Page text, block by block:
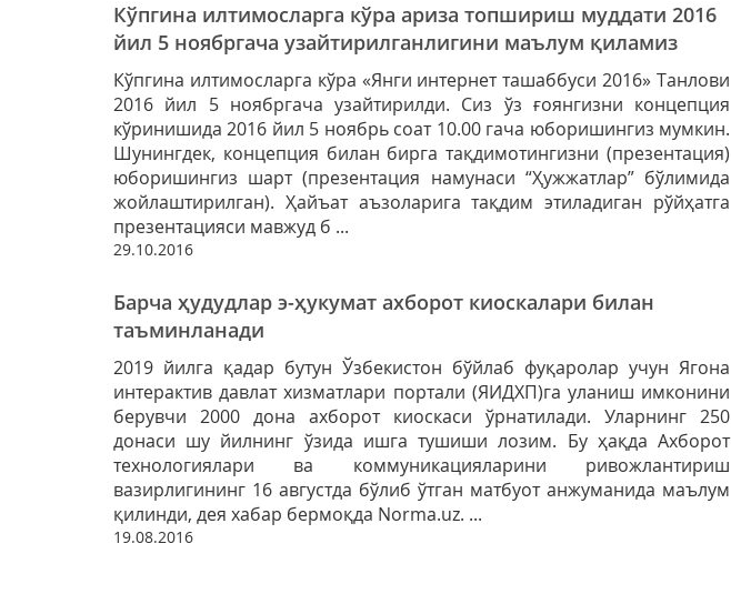
Кўпгина илтимосларга кўра ариза топшириш муддати 2016
йил 5 ноябргача узайтирилганлигини маълум қиламиз
Кўпгина илтимосларга кўра «Янги интернет ташаббуси 2016» Танлови
2016 йил 5 ноябргача узайтирилди. Сиз ўз ғоянгизни концепция
кўринишида 2016 йил 5 ноябрь соат 10.00 гача юборишингиз мумкин.
Шунингдек, концепция билан бирга тақдимотингизни (презентация)
юборишингиз шарт (презентация намунаси “Ҳужжатлар” бўлимида
жойлаштирилган). Ҳайъат аъзоларига тақдим этиладиган рўйҳатга
презентацияси мавжуд б ...
29.10.2016
Барча ҳудудлар э-ҳукумат ахборот киоскалари билан
таъминланади
2019 йилга қадар бутун Ўзбекистон бўйлаб фуқаролар учун Ягона
интерактив давлат хизматлари портали (ЯИДХП)га уланиш имконини
берувчи 2000 дона ахборот киоскаси ўрнатилади. Уларнинг 250
донаси шу йилнинг ўзида ишга тушиши лозим. Бу ҳақда Ахборот
технологиялари ва коммуникацияларини ривожлантириш
вазирлигининг 16 августда бўлиб ўтган матбуот анжуманида маълум
қилинди, дея хабар бермоқда Norma.uz. ...
19.08.2016